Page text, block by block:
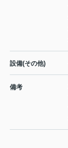
設備(その他)
備考